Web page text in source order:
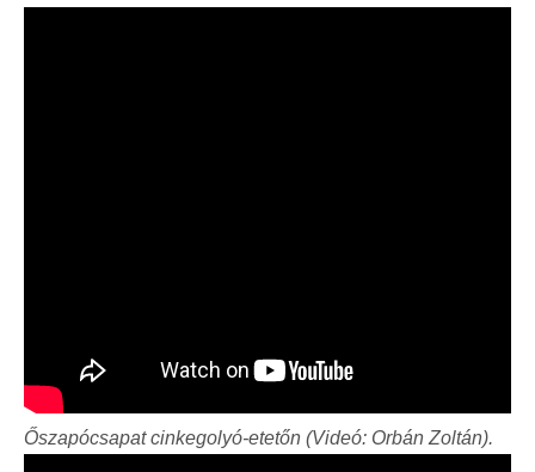
Őszapócsapat cinkegolyó-etetőn (Videó: Orbán Zoltán).